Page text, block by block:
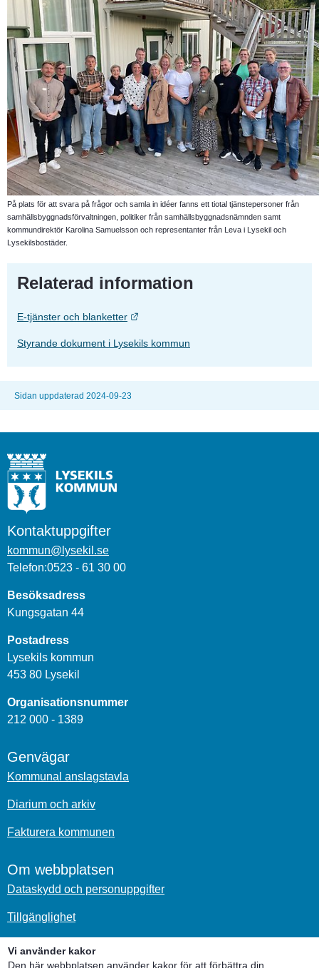
Vi använder kakor
Den här webbplatsen använder kakor för att förbättra din
På plats för att svara på frågor och samla in idéer fanns ett tiotal tjänstepersoner från
samhällsbyggnadsförvaltningen, politiker från samhällsbyggnadsnämnden samt
kommundirektör Karolina Samuelsson och representanter från Leva i Lysekil och
Lysekilsbostäder.
Relaterad information
E-tjänster och blanketter Länk till annan webbplats.
Styrande dokument i Lysekils kommun
Sidan uppdaterad 2024-09-23
Kontaktuppgifter
kommun@lysekil.se
Telefon:0523 - 61 30 00
Besöksadress
Kungsgatan 44
Postadress
Lysekils kommun
453 80 Lysekil
Organisationsnummer
212 000 - 1389
Genvägar
Kommunal anslagstavla
Diarium och arkiv
Fakturera kommunen
Om webbplatsen
Dataskydd och personuppgifter
Tillgänglighet
Om kakor